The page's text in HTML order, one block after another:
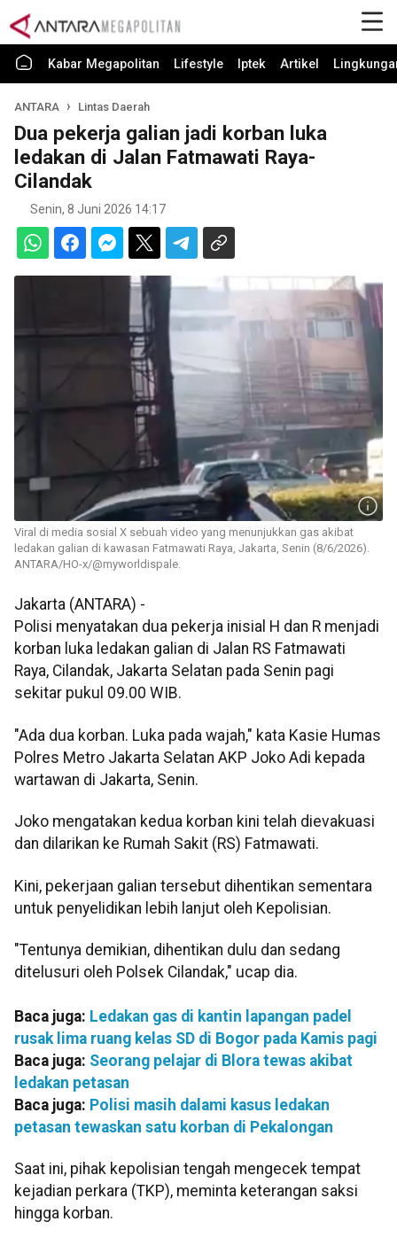
Kabar Megapolitan Lifestyle Iptek Artikel
ANTARA Lintas Daerah
Dua pekerja galian jadi korban luka
ledakan di Jalan Fatmawati Raya-
Cilandak
Senin, 8 Juni 2026 14:17
Viral di media sosial X sebuah video yang menunjukkan gas akibat
ledakan galian di kawasan Fatmawati Raya, Jakarta, Senin (8/6/2026).
ANTARA/HO-x/@myworldispale.
Jakarta (ANTARA) -
Polisi menyatakan dua pekerja inisial H dan R menjadi
korban luka ledakan galian di Jalan RS Fatmawati
Raya, Cilandak, Jakarta Selatan pada Senin pagi
sekitar pukul 09.00 WIB.
"Ada dua korban. Luka pada wajah," kata Kasie Humas
Polres Metro Jakarta Selatan AKP Joko Adi kepada
wartawan di Jakarta, Senin.
Joko mengatakan kedua korban kini telah dievakuasi
dan dilarikan ke Rumah Sakit (RS) Fatmawati.
Kini, pekerjaan galian tersebut dihentikan sementara
untuk penyelidikan lebih lanjut oleh Kepolisian.
"Tentunya demikian, dihentikan dulu dan sedang
ditelusuri oleh Polsek Cilandak," ucap dia.
Baca juga: Ledakan gas di kantin lapangan padel
rusak lima ruang kelas SD di Bogor pada Kamis pagi
Baca juga: Seorang pelajar di Blora tewas akibat
ledakan petasan
Baca juga: Polisi masih dalami kasus ledakan
petasan tewaskan satu korban di Pekalongan
Saat ini, pihak kepolisian tengah mengecek tempat
kejadian perkara (TKP), meminta keterangan saksi
hingga korban.